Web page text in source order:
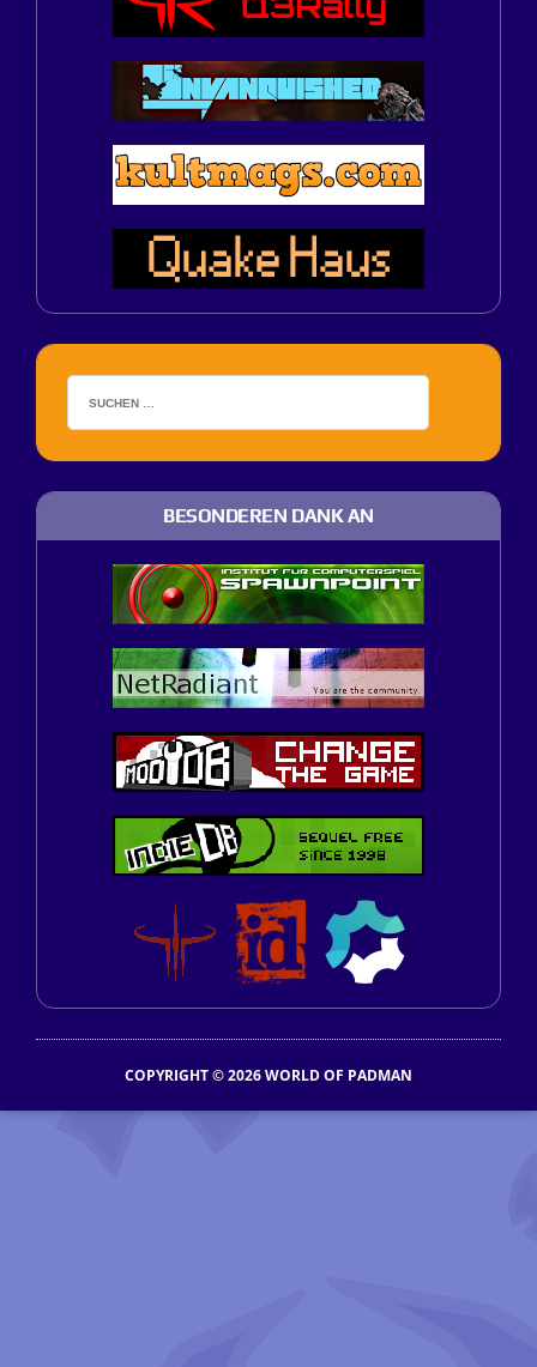
BESONDEREN DANK AN
COPYRIGHT © 2026 WORLD OF PADMAN